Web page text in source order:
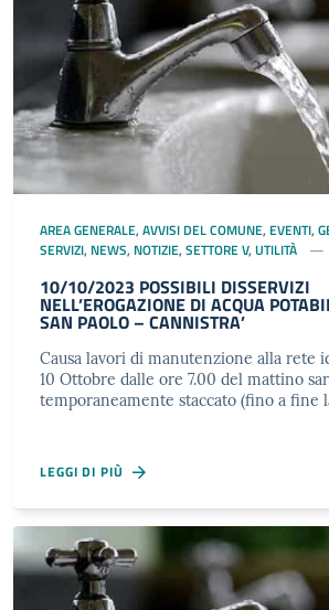
AREA GENERALE, AVVISI DEL COMUNE, EVENTI,
SERVIZI, NEWS, NOTIZIE, SETTORE V, UTILITÀ
10/10/2023 POSSIBILI DISSERVIZI
NELL’EROGAZIONE DI ACQUA
SAN PAOLO – CANNISTRA’
Causa lavori di manutenzione alla rete
10 Ottobre dalle ore 7.00 del mattino
temporaneamente staccato (fino a fine
LEGGI DI PIÙ